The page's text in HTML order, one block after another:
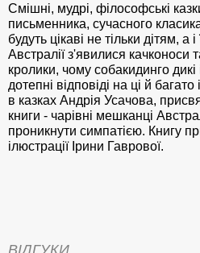
Смішні, мудрі, філософські
письменника, сучасного
будуть цікаві не тільки дітям, а
Австралії з'явилися качконоси
кролики, чому собакидинго
дотепні відповіді на ці й
в казках Андрія Усачова,
книги - чарівні мешканці
проникнути симпатією. Книгу
ілюстрації Ірини Гаврової.
ВІДГУКИ